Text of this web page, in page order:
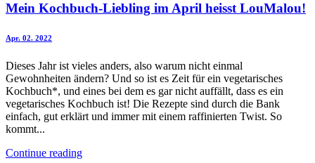
Mein Kochbuch-Liebling im April heisst LouMalou!
Apr. 02. 2022
Dieses Jahr ist vieles anders, also warum nicht einmal
Gewohnheiten ändern? Und so ist es Zeit für ein vegetarisches
Kochbuch*, und eines bei dem es gar nicht auffällt, dass es ein
vegetarisches Kochbuch ist! Die Rezepte sind durch die Bank
einfach, gut erklärt und immer mit einem raffinierten Twist. So
kommt...
Continue reading